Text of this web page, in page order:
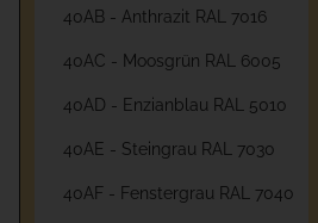
40AB - Anthrazit RAL 7016
40AC - Moosgrün RAL 6005
40AD - Enzianblau RAL 5010
40AE - Steingrau RAL 7030
40AF - Fenstergrau RAL 7040